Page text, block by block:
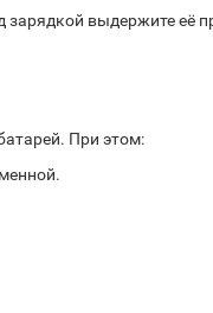
выдержите её
При этом: